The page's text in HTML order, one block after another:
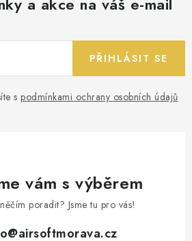
s podmínkami ochrany osobních údajů
PŘIHLÁSIT SE
vám s výběrem
poradit? Jsme tu pro vás!
@airsoftmorava.cz